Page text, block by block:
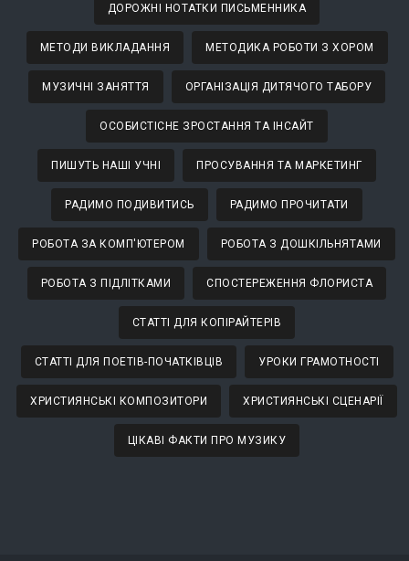
ДОРОЖНІ НОТАТКИ ПИСЬМЕННИКА
МЕТОДИ ВИКЛАДАННЯ МЕТОДИКА РОБОТИ З ХОРОМ
МУЗИЧНІ ЗАНЯТТЯ ОРГАНІЗАЦІЯ ДИТЯЧОГО ТАБОРУ
ОСОБИСТІСНЕ ЗРОСТАННЯ ТА ІНСАЙТ
ПИШУТЬ НАШІ УЧНІ ПРОСУВАННЯ ТА МАРКЕТИНГ
РАДИМО ПОДИВИТИСЬ РАДИМО ПРОЧИТАТИ
РОБОТА ЗА КОМП'ЮТЕРОМ РОБОТА З ДОШКІЛЬНЯТАМИ
РОБОТА З ПІДЛІТКАМИ СПОСТЕРЕЖЕННЯ ФЛОРИСТА
СТАТТІ ДЛЯ КОПІРАЙТЕРІВ
СТАТТІ ДЛЯ ПОЕТІВ-ПОЧАТКІВЦІВ УРОКИ ГРАМОТНОСТІ
ХРИСТИЯНСЬКІ КОМПОЗИТОРИ ХРИСТИЯНСЬКІ СЦЕНАРІЇ
ЦІКАВІ ФАКТИ ПРО МУЗИКУ